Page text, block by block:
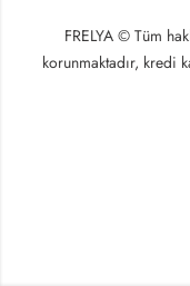
FRELYA © Tüm
korunmaktadır, kredi